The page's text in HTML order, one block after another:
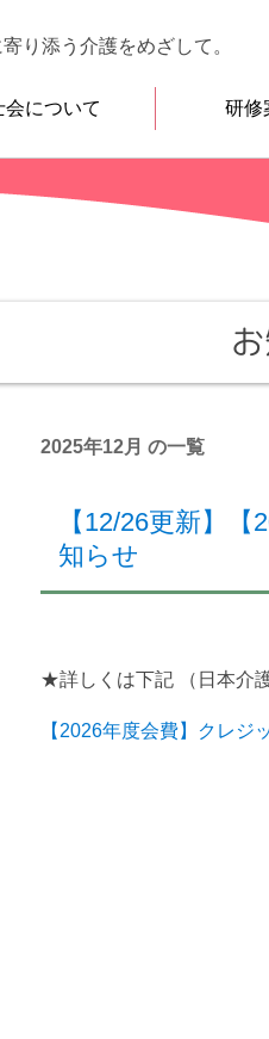
り添う介護をめざして。
について 研修
2025年12月 の一覧
【12/26更新】
知らせ
★詳しくは下記 （日本介
【2026年度会費】クレジ